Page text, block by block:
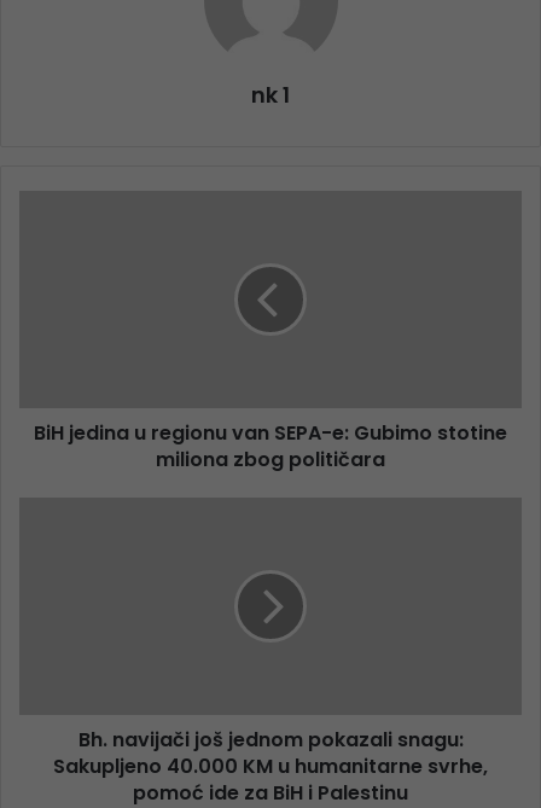
nk 1
BiH jedina u regionu van SEPA-e: Gubimo stotine
miliona zbog političara
Bh. navijači još jednom pokazali snagu:
Sakupljeno 40.000 KM u humanitarne svrhe,
pomoć ide za BiH i Palestinu